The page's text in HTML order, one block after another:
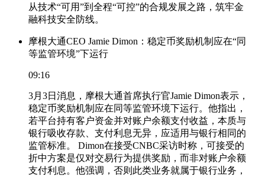
从技术“可用”到全程“可控”的合规发展之路，筑牢金
融科技安全防线。
摩根大通CEO Jamie Dimon：稳定币奖励机制应在“同
等监管环境”下运行
09:16
3月3日消息，摩根大通首席执行官Jamie Dimon表示，
稳定币奖励机制应在同等监管环境下运行。他指出，
若平台持有客户资金并对账户余额支付收益，本质与
银行吸收存款、支付利息无异，应适用与银行相同的
监管标准。 Dimon在接受CNBC采访时称，可接受的
折中方案是仅对交易行为提供奖励，而非对账户余额
支付利息。他强调，否则此类业务就属于银行业务，